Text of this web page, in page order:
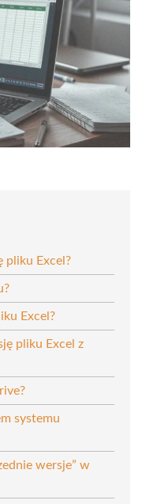
pliku Excel?
Excel?
pliku Excel z
systemu
wersje” w